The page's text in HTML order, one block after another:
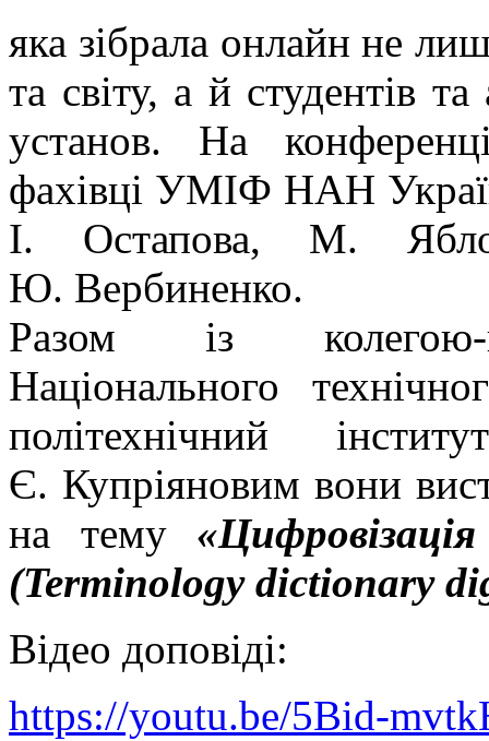
яка зібрала онлайн не
та світу, а й студентів
установ. На
фахівці УМІФ НАН
І. Остапова, М.
Ю. Вербиненко.
Разом із колегою-
Національного
політехнічний
Є. Купріяновим вони
на тему
(Terminology dictionary
Відео доповіді:
https://youtu.be/5Bid-